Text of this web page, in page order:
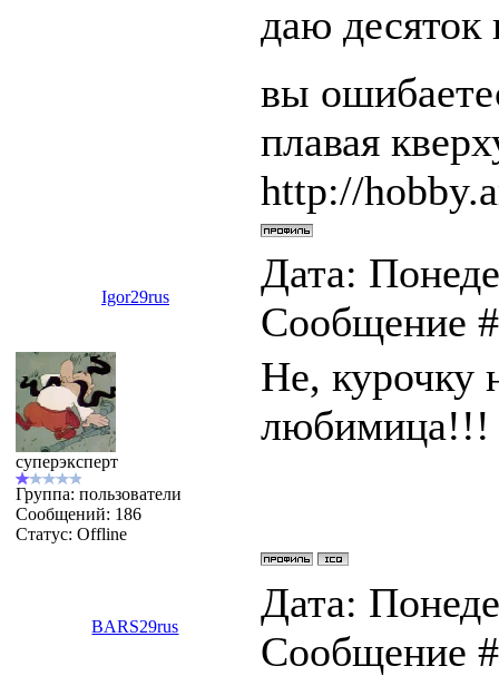
даю
вы
плавая
http://
Igor29rus
Дата:
Сообщение
суперэксперт
Группа: пользователи
Сообщений: 186
Статус: Offline
Не, курочку
любимица!!!
BARS29rus
Дата:
Сообщение